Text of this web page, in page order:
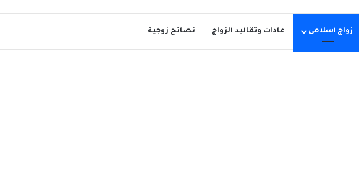
زواج اسلامى عادات وتقاليد الزواج نصائح زوجية